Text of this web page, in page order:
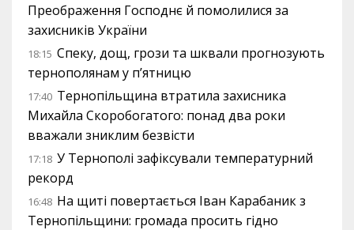
Преображення Господнє й помолилися за
захисників України
18:15 Спеку, дощ, грози та шквали прогнозують
тернополянам у п’ятницю
17:40 Тернопільщина втратила захисника
Михайла Скоробогатого: понад два роки
вважали зниклим безвісти
17:18 У Тернополі зафіксували температурний
рекорд
16:48 На щиті повертається Іван Карабаник з
Тернопільщини: громада просить гідно